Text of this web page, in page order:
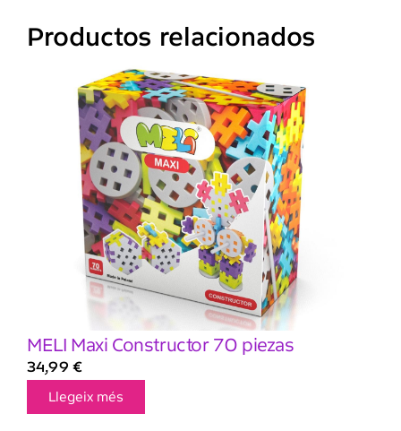
Productos relacionados
MELI Maxi Constructor 70 piezas
34,99 €
Llegeix més